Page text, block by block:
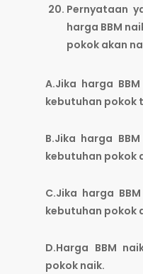
Pernyataan
harga BBM
pokok akan
A.Jika harga
kebutuhan pokok
B.Jika harga
kebutuhan pokok
C.Jika harga
kebutuhan pokok
D.Harga BBM
pokok naik.